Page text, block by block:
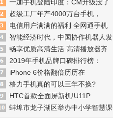
一加手机登陆印度：CM升级没了
超级工厂年产4000万台手机，
电信用户满满的福利 全网通手机
智能经济时代，中国协作机器人发
畅享优质高清生活 高清播放器齐
2019年手机品牌口碑排行榜：
iPhone 6价格翻倍历历在
格力手机真的可以三年不换?
HTC首款全面屏新机!U11P
蚌埠市龙子湖区举办中小学智慧课